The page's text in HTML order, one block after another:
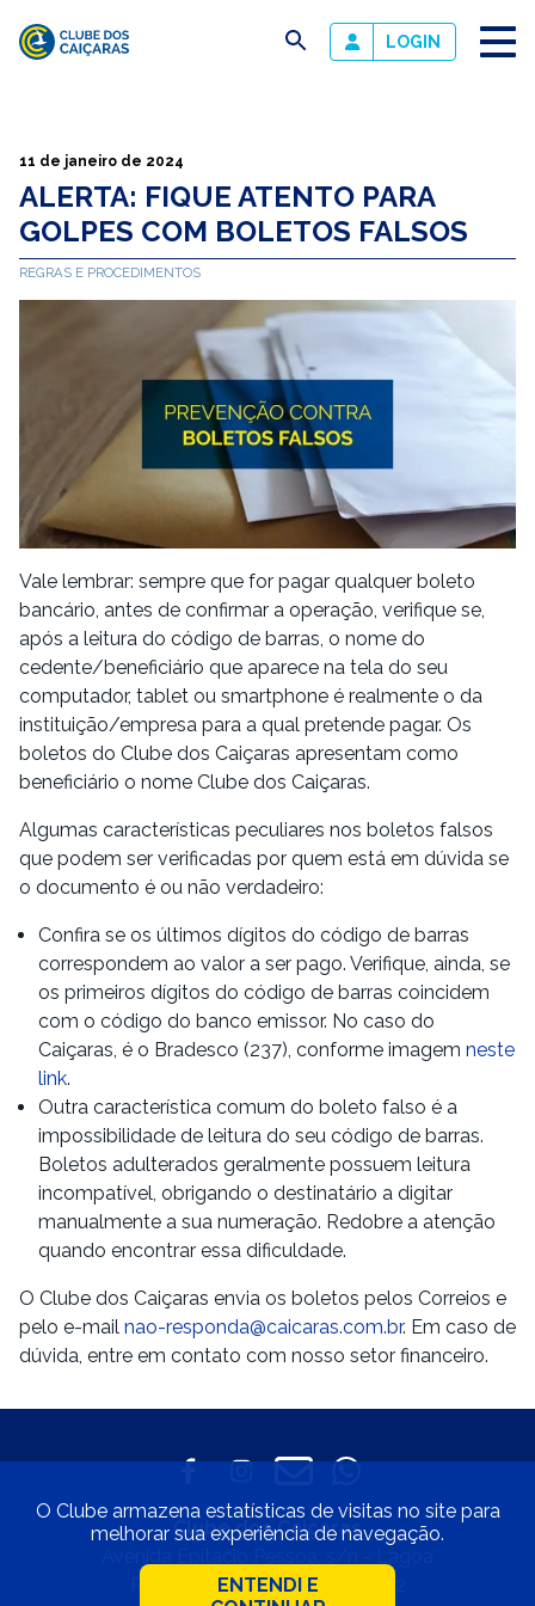
Caiçaras
busca LOGIN
11 de janeiro de 2024
ALERTA: FIQUE ATENTO PARA
GOLPES COM BOLETOS FALSOS
REGRAS E PROCEDIMENTOS
Vale lembrar: sempre que for pagar qualquer boleto
bancário, antes de confirmar a operação, verifique se,
após a leitura do código de barras, o nome do
cedente/beneficiário que aparece na tela do seu
computador, tablet ou smartphone é realmente o da
instituição/empresa para a qual pretende pagar. Os
boletos do Clube dos Caiçaras apresentam como
beneficiário o nome Clube dos Caiçaras.
Algumas características peculiares nos boletos falsos
que podem ser verificadas por quem está em dúvida se
o documento é ou não verdadeiro:
Confira se os últimos dígitos do código de barras
correspondem ao valor a ser pago. Verifique, ainda, se
os primeiros dígitos do código de barras coincidem
com o código do banco emissor. No caso do
Caiçaras, é o Bradesco (237), conforme imagem neste
link.
Outra característica comum do boleto falso é a
impossibilidade de leitura do seu código de barras.
Boletos adulterados geralmente possuem leitura
incompatível, obrigando o destinatário a digitar
manualmente a sua numeração. Redobre a atenção
quando encontrar essa dificuldade.
O Clube dos Caiçaras envia os boletos pelos Correios e
pelo e-mail nao-responda@caicaras.com.br. Em caso de
dúvida, entre em contato com nosso setor financeiro.
Clube dos Caiçaras
Rio de Janeiro • CEP 22471-002
O Clube armazena estatísticas de visitas no site para
melhorar sua experiência de navegação.
ENTENDI E